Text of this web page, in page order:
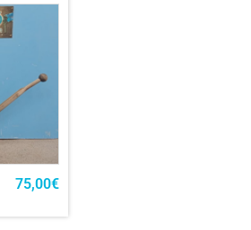
75,00€